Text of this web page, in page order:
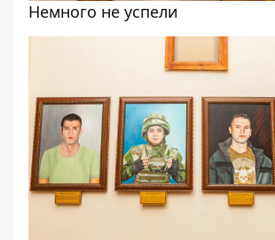
Немного не успели